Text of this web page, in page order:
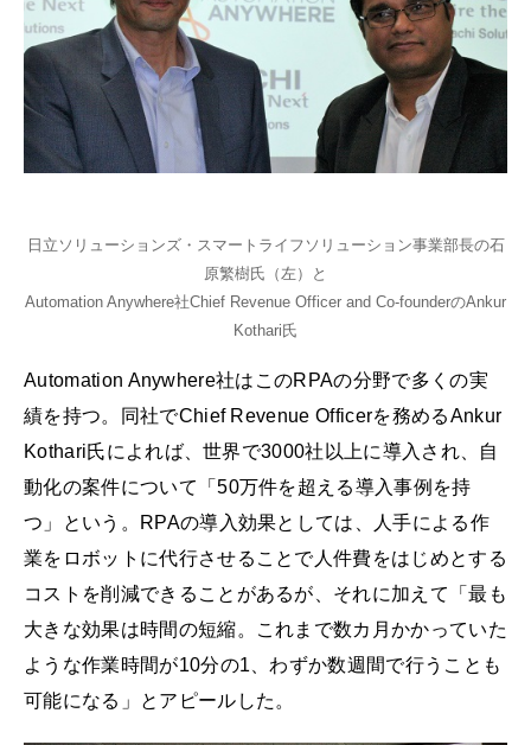
日立ソリューションズ・スマートライフソリューション事業部長の石
原繁樹氏（左）と
Automation Anywhere社Chief Revenue Officer and Co-founderのAnkur
Kothari氏
Automation Anywhere社はこのRPAの分野で多くの実
績を持つ。同社でChief Revenue Officerを務めるAnkur
Kothari氏によれば、世界で3000社以上に導入され、自
動化の案件について「50万件を超える導入事例を持
つ」という。RPAの導入効果としては、人手による作
業をロボットに代行させることで人件費をはじめとする
コストを削減できることがあるが、それに加えて「最も
大きな効果は時間の短縮。これまで数カ月かかっていた
ような作業時間が10分の1、わずか数週間で行うことも
可能になる」とアピールした。